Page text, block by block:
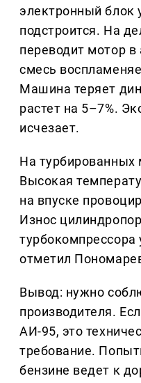
электронный блок
подстроится. На
переводит мотор
смесь
Машина теряет
растет на 5–7%.
исчезает.
На турбированных
Высокая
на впуске
Износ
турбокомпрессора
отметил
Вывод: нужно
производителя.
АИ-95, это
требование.
бензине ведет к